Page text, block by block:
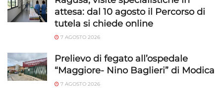
attesa: dal 10 agosto il Percorso di
tutela si chiede online
7 AGOSTO 2026
Prelievo di fegato all’ospedale
“Maggiore- Nino Baglieri” di Modica
7 AGOSTO 2026